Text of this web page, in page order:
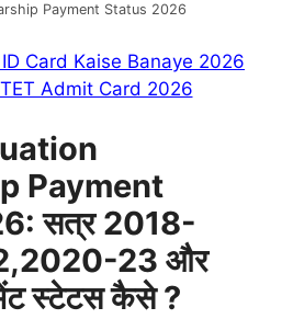
Payment Status 2026
Card Kaise Banaye 2026
Admit Card 2026
Payment
सत्र 2018-
23 और
स्टेटस कैसे ?